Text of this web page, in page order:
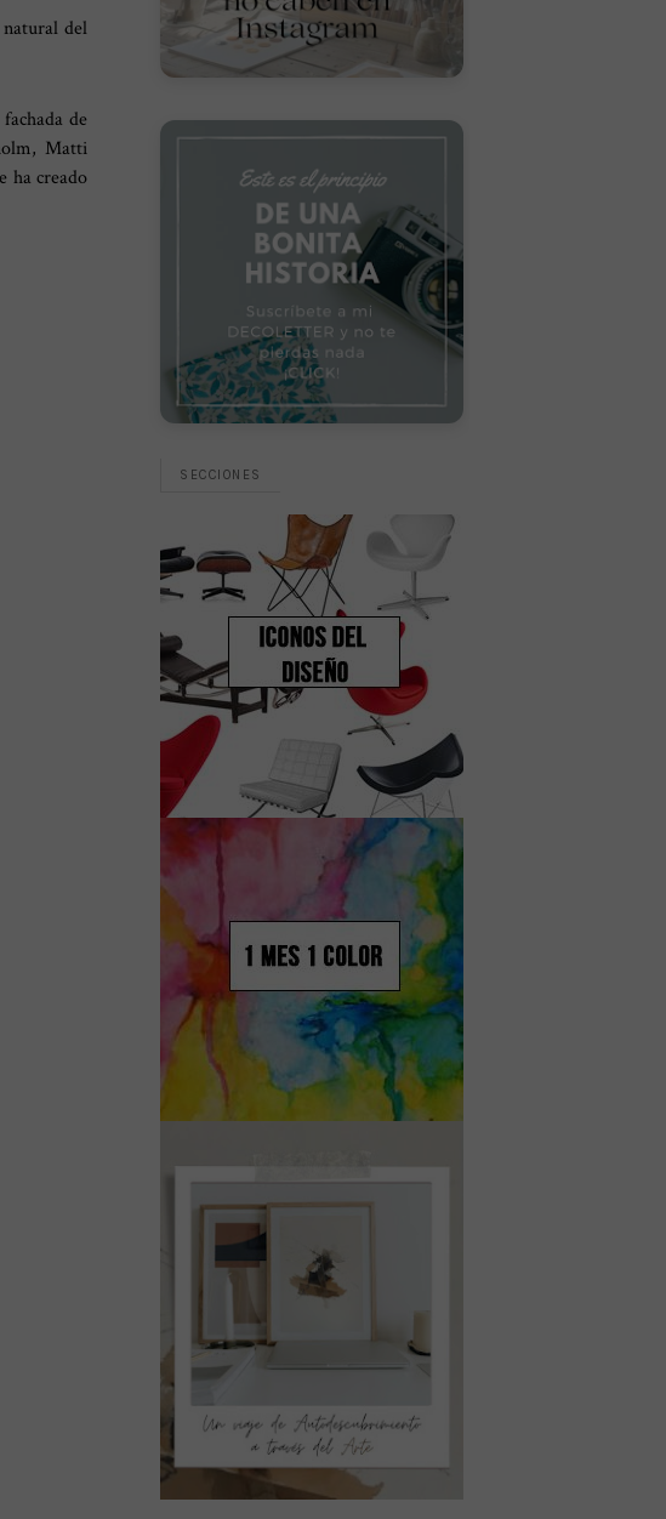
del
de
Matti
ha creado
SECCIONES